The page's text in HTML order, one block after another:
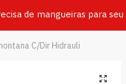
de mangueiras para
C/Dir Hidrauli
🔍